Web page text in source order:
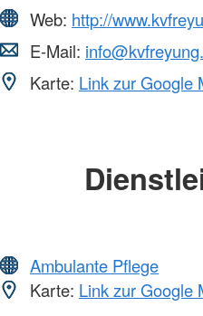
Web: http://
E-Mail:
Karte: Link zur Google
Ambulante Pflege
Karte: Link zur Google